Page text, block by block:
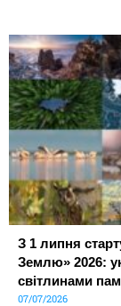
З 1 липня
Землю» 2026:
світлинами
07/07/2026